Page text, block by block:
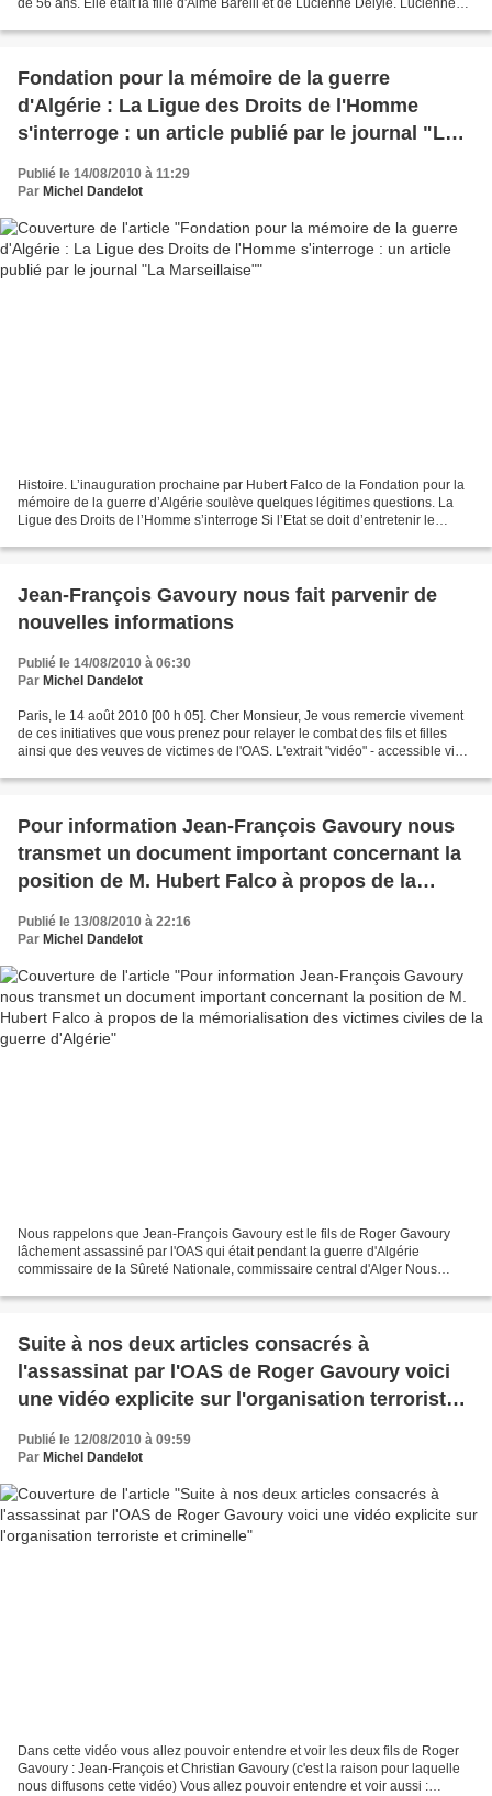
Fondation pour la mémoire de la guerre
d'Algérie : La Ligue des Droits de l'Homme
s'interroge : un article publié par le journal "La
Publié le 14/08/2010 à 11:29
Par Michel Dandelot
Histoire. L’inauguration prochaine par Hubert Falco de la Fondation pour la
mémoire de la guerre d’Algérie soulève quelques légitimes questions. La
Ligue des Droits de l’Homme s’interroge Si l’Etat se doit d’entretenir le
Jean-François Gavoury nous fait parvenir de
nouvelles informations
Publié le 14/08/2010 à 06:30
Par Michel Dandelot
Paris, le 14 août 2010 [00 h 05]. Cher Monsieur, Je vous remercie vivement
de ces initiatives que vous prenez pour relayer le combat des fils et filles
ainsi que des veuves de victimes de l'OAS. L'extrait "vidéo" - accessible via
Pour information Jean-François Gavoury nous
transmet un document important concernant la
position de M. Hubert Falco à propos de la
mémorialisation des victimes civiles de la
guerre d'Algérie
Publié le 13/08/2010 à 22:16
Par Michel Dandelot
Nous rappelons que Jean-François Gavoury est le fils de Roger Gavoury
lâchement assassiné par l'OAS qui était pendant la guerre d'Algérie
commissaire de la Sûreté Nationale, commissaire central d'Alger Nous
Suite à nos deux articles consacrés à
l'assassinat par l'OAS de Roger Gavoury voici
une vidéo explicite sur l'organisation terroriste
Publié le 12/08/2010 à 09:59
Par Michel Dandelot
Dans cette vidéo vous allez pouvoir entendre et voir les deux fils de Roger
Gavoury : Jean-François et Christian Gavoury (c'est la raison pour laquelle
nous diffusons cette vidéo) Vous allez pouvoir entendre et voir aussi :